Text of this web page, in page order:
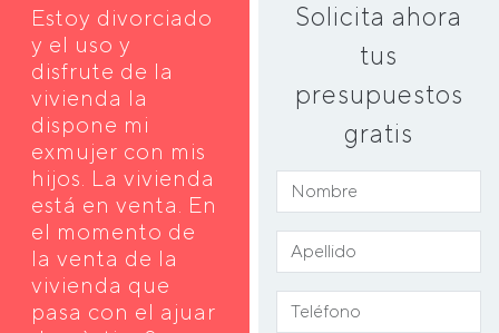
Estoy divorciado
y el uso y
disfrute de la
vivienda la
dispone mi
exmujer con mis
hijos. La vivienda
está en venta. En
el momento de
la venta de la
vivienda que
pasa con el ajuar
Solicita ahora
tus
presupuestos
gratis